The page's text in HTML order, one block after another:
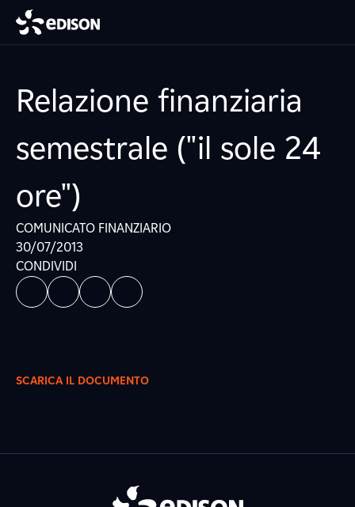
Relazione finanziaria
semestrale ("il sole 24
ore")
COMUNICATO FINANZIARIO
30/07/2013
CONDIVIDI
SCARICA IL DOCUMENTO